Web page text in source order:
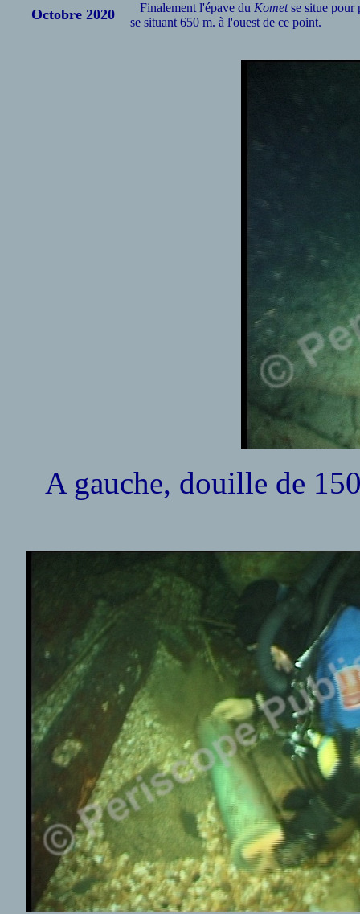
Octobre 2020 Finalement l'épave du Kometse situe pour
se situant 650 m. à l'ouest de ce point.
A gauche, douille de